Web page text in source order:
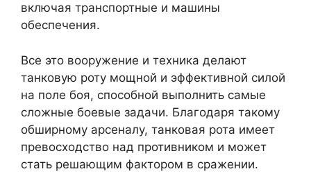
включая транспортные и машины
обеспечения.
Все это вооружение и техника делают
танковую роту мощной и эффективной силой
на поле боя, способной выполнить самые
сложные боевые задачи. Благодаря такому
обширному арсеналу, танковая рота имеет
превосходство над противником и может
стать решающим фактором в сражении.